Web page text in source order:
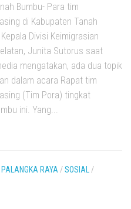
Bumbu- Para tim
di Kabupaten Tanah
Divisi Keimigrasian
Junita Sutorus saat
mengatakan, ada dua topik
dalam acara Rapat tim
(Tim Pora) tingkat
ini. Yang...
PALANGKA RAYA /SOSIAL
/